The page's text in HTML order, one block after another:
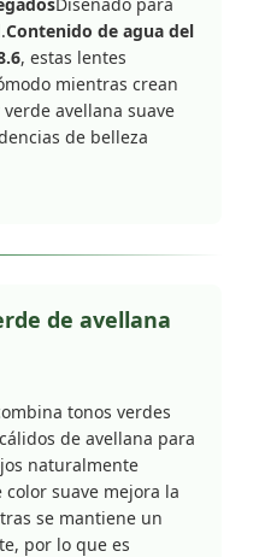
Contenido de agua del
, estas lentes
mientras crean
avellana suave
de belleza
de avellana
tonos verdes
de avellana para
naturalmente
suave mejora la
se mantiene un
por lo que es